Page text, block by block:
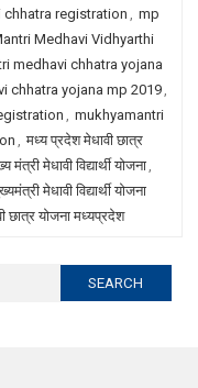
chhatra registration, mp
Medhavi Vidhyarthi
medhavi chhatra yojana
chhatra yojana mp 2019,
, mukhyamantri
, मध्य प्रदेश मेधावी छात्र
मंत्री मेधावी विद्यार्थी योजना,
मेधावी विद्यार्थी योजना
छात्र योजना मध्यप्रदेश